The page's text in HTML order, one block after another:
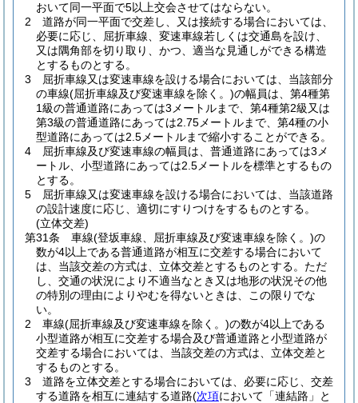
おいて同一平面で5以上交会させてはならない。
2
道路が同一平面で交差し、又は接続する場合においては、
必要に応じ、屈折車線、変速車線若しくは交通島を設け、
又は隅角部を切り取り、かつ、適当な見通しができる構造
とするものとする。
3
屈折車線又は変速車線を設ける場合においては、当該部分
の車線(屈折車線及び変速車線を除く。)の幅員は、第4種第
1級の普通道路にあっては3メートルまで、第4種第2級又は
第3級の普通道路にあっては2.75メートルまで、第4種の小
型道路にあっては2.5メートルまで縮小することができる。
4
屈折車線及び変速車線の幅員は、普通道路にあっては3メ
ートル、小型道路にあっては2.5メートルを標準とするもの
とする。
5
屈折車線又は変速車線を設ける場合においては、当該道路
の設計速度に応じ、適切にすりつけをするものとする。
(立体交差)
第31条
車線(登坂車線、屈折車線及び変速車線を除く。)の
数が4以上である普通道路が相互に交差する場合において
は、当該交差の方式は、立体交差とするものとする。 ただ
し、交通の状況により不適当なとき又は地形の状況その他
の特別の理由によりやむを得ないときは、この限りでな
い。
2
車線(屈折車線及び変速車線を除く。)の数が4以上である
小型道路が相互に交差する場合及び普通道路と小型道路が
交差する場合においては、当該交差の方式は、立体交差と
するものとする。
3
道路を立体交差とする場合においては、必要に応じ、交差
する道路を相互に連結する道路(次項において「連結路」と